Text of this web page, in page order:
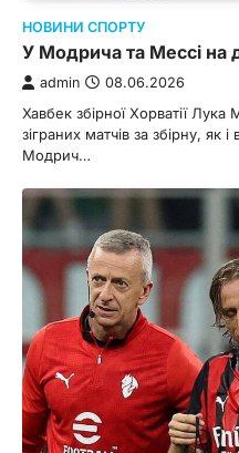
НОВИНИ СПОРТУ
У Модрича та Мессі на
admin 08.06.2026
Хавбек збірної Хорватії Лука
зіграних матчів за збірну,
Модрич…